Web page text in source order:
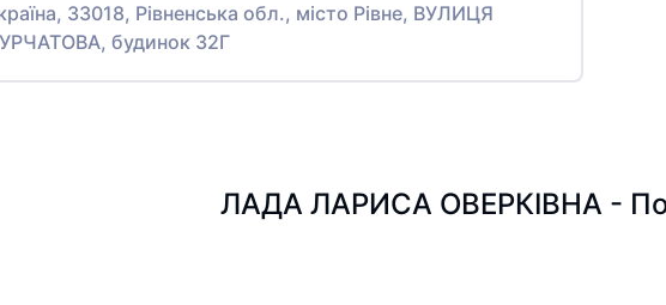
33018, Рівненська обл., місто Рівне, ВУЛИЦЯ
будинок 32Г
ЛАДА ЛАРИСА ОВЕРКІВНА -